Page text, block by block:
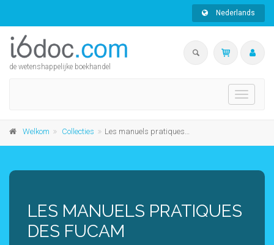
Nederlands
de wetenshappelijke boekhandel
Toggle
Welkom Collecties Les manuels pratiques des FUCaM
LES MANUELS PRATIQUES
DES FUCAM